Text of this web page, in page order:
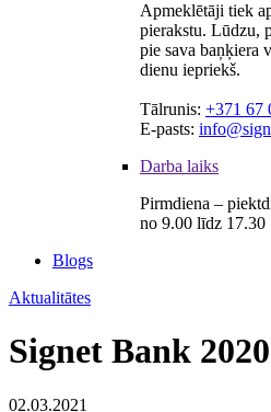
Apmeklētāji tiek
pierakstu. Lūdzu,
pie sava baņķiera
dienu iepriekš.
Tālrunis: +371 67
E-pasts:
Darba laiks
Pirmdiena –
no 9.00 līdz 17.30
Blogs
Aktualitātes
Signet Bank
02.03.2021